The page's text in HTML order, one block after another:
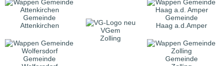
Gemeinde
Attenkirchen
VGem
Zolling
Gemeinde
Haag a.d.Amper
Gemeinde
Gemeinde